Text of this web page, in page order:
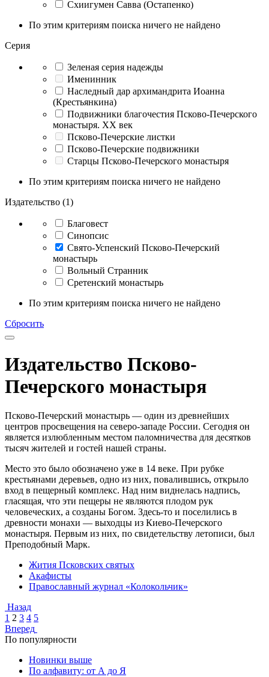
Схиигумен Савва (Остапенко)
По этим критериям поиска ничего не найдено
Серия
Зеленая серия надежды
Именинник
Наследный дар архимандрита Иоанна
(Крестьянкина)
Подвижники благочестия Псково-Печерского
монастыря. XX век
Псково-Печерские листки
Псково-Печерские подвижники
Старцы Псково-Печерского монастыря
По этим критериям поиска ничего не найдено
Издательство (1)
Благовест
Синопсис
Свято-Успенский Псково-Печерский
монастырь
Вольный Странник
Сретенский монастырь
По этим критериям поиска ничего не найдено
Сбросить
Издательство Псково-
Печерского монастыря
Псково-Печерский монастырь — один из древнейших
центров просвещения на северо-западе России. Сегодня он
является излюбленным местом паломничества для десятков
тысяч жителей и гостей нашей страны.
Место это было обозначено уже в 14 веке. При рубке
крестьянами деревьев, одно из них, повалившись, открыло
вход в пещерный комплекс. Над ним виднелась надпись,
гласящая, что эти пещеры не являются плодом рук
человеческих, а созданы Богом. Здесь-то и поселились в
древности монахи — выходцы из Киево-Печерского
монастыря. Первым из них, по свидетельству летописи, был
Преподобный Марк.
Жития Псковских святых
Акафисты
Православный журнал «Колокольчик»
Назад
1 2 3 4 5
Вперед
По популярности
Новинки выше
По алфавиту: от А до Я